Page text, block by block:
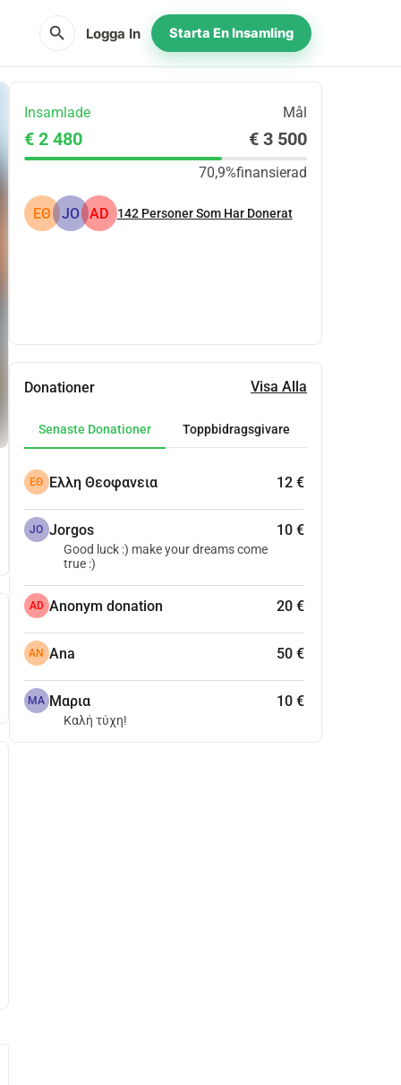
search Logga In Starta En Insamling
Insamlade Mål
€ 2 480 € 3 500
70,9%finansierad
ΕΘ JO AD 142 Personer Som Har Donerat
Donationer Visa Alla
Senaste Donationer Toppbidragsgivare
ΕΘ Ελλη Θεοφανεια 12 €
JO Jorgos 10 €
Good luck :) make your dreams come
true :)
AD Anonym donation 20 €
AN Ana 50 €
ΜΑ Μαρια 10 €
Καλή τύχη!